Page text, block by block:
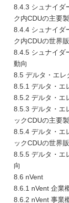
8.4.3 シュナイダ
ク内CDUの主要
8.4.4 シュナイダ
ク内CDUの世界
8.4.5 シュナイダ
動向
8.5 デルタ・エレ
8.5.1 デルタ・エ
8.5.2 デルタ・エ
8.5.3 デルタ・エ
ックCDUの主要
8.5.4 デルタ・エ
ックCDUの世界
8.5.5 デルタ・エ
向
8.6 nVent
8.6.1 nVent 企業
8.6.2 nVent 事業